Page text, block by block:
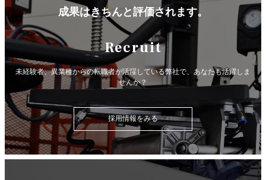
成果はきちんと評価されます。
Recruit
未経験者、異業種からの転職者が活躍している弊社で、 あなたも活躍しま
せんか？
採用情報をみる